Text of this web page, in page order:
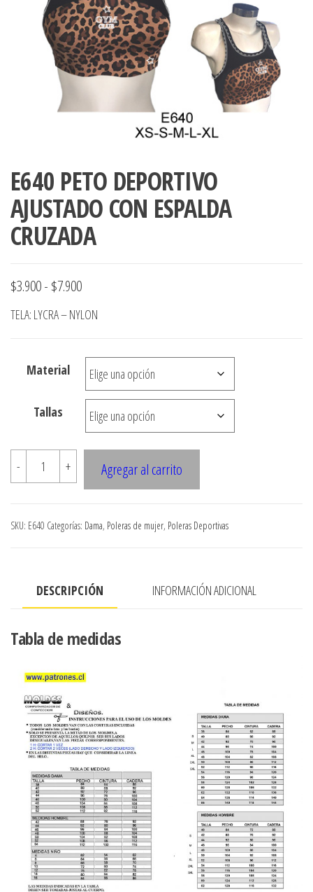
accumark ,
pdf , Moldes
Gerber ,
Graduaciones,
Ploteo y
Digitalización
accumark,
Moldes en
pdf, Moldes
Accumark
Gerber,
Santiago-
E640 PETO DEPORTIVO
AJUSTADO CON ESPALDA
CRUZADA
$3.900- $7.900Rango
de
desde
$3.900
hasta
$7.900
TELA: LYCRA – NYLON
Material
Tallas
-
E640
PETO
AJUSTADO
cantidad
+ Agregar al carrito
SKU: E640 Categorías: Dama, Poleras de mujer, Poleras Deportivas
DESCRIPCIÓN INFORMACIÓN ADICIONAL
Tabla de medidas